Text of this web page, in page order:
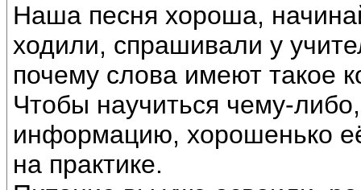
Наша песня хороша,
ходили, спрашивали у
почему слова имеют такое
Чтобы научиться чему-
информацию, хорошенько
на практике.